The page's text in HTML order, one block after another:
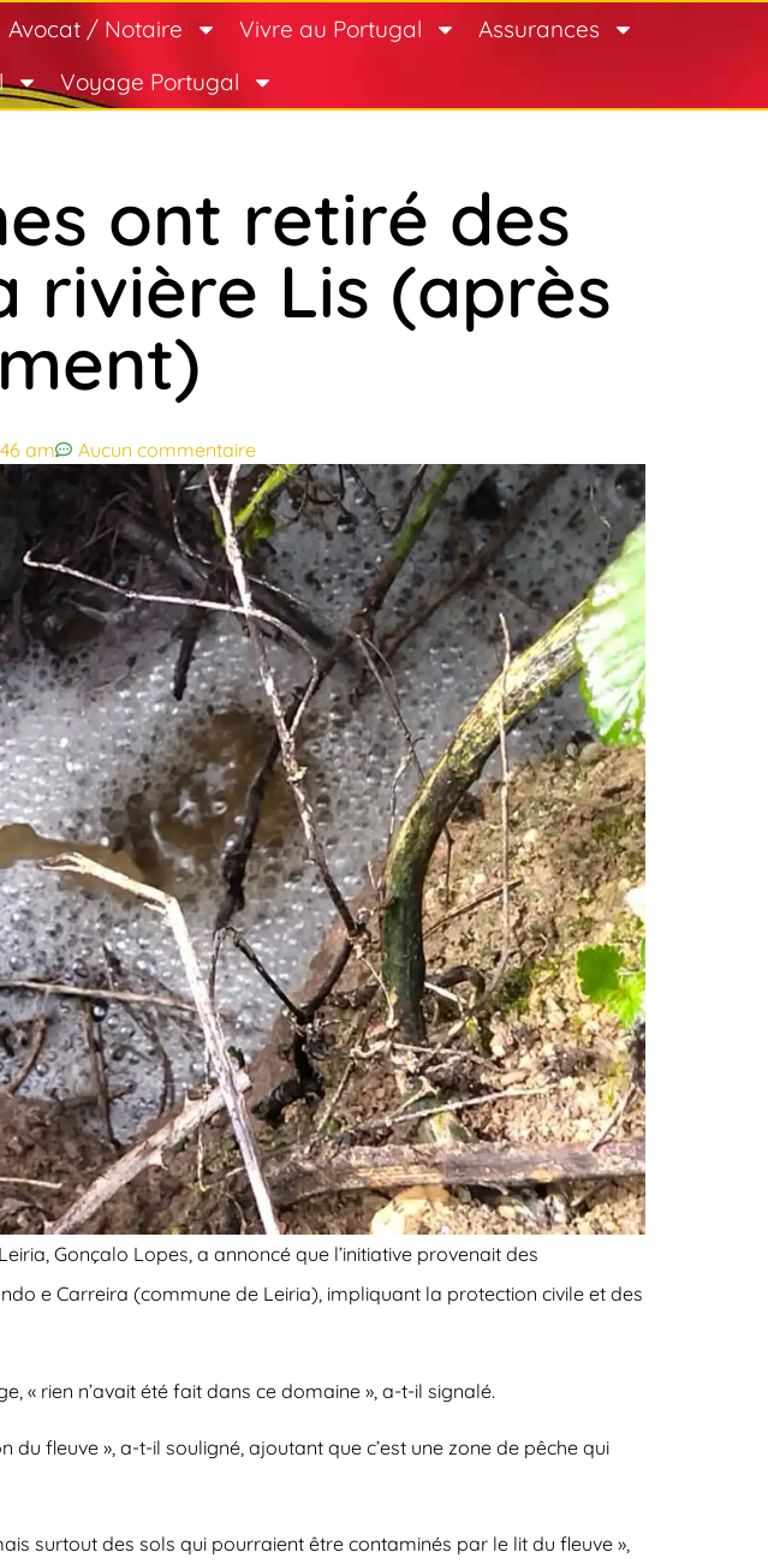
Avocat / Notaire Vivre au Portugal
Assurances
Voyage Portugal
ont retiré des
rivière Lis (après
am Aucun commentaire
Gonçalo Lopes, a annoncé que l’initiative provenait des
e Carreira (commune de Leiria), impliquant la protection civile et des
« rien n’avait été fait dans ce domaine », a-t-il signalé.
fleuve », a-t-il souligné, ajoutant que c’est une zone de pêche qui
surtout des sols qui pourraient être contaminés par le lit du fleuve »,